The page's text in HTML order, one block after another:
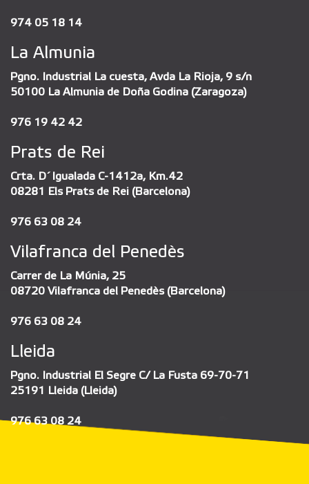
974 05 18 14
La Almunia
Pgno. Industrial La cuesta, Avda La Rioja, 9 s/n
50100 La Almunia de Doña Godina (Zaragoza)
976 19 42 42
Prats de Rei
Crta. D´Igualada C-1412a, Km.42
08281 Els Prats de Rei (Barcelona)
976 63 08 24
Vilafranca del Penedès
Carrer de La Múnia, 25
08720 Vilafranca del Penedès (Barcelona)
976 63 08 24
Lleida
Pgno. Industrial El Segre C/ La Fusta 69-70-71
25191 Lleida (Lleida)
976 63 08 24